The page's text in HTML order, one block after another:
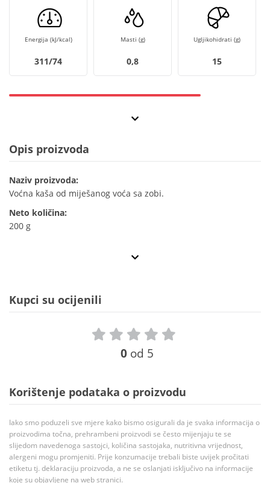
Energija (kJ/kcal)
311/74
Masti (g)
0,8
Ugljikohidrati (g)
15
Opis proizvoda
Naziv proizvoda:
Voćna kaša od miješanog voća sa zobi.
Neto količina:
200 g
Kupci su ocijenili
0 od 5
Korištenje podataka o proizvodu
Iako smo poduzeli sve mjere kako bismo osigurali da je svaka informacija o
proizvodima točna, prehrambeni proizvodi se često mijenjaju te se
slijedom navedenoga sastojci, količina sastojaka, nutritivna vrijednost,
alergeni mogu promjeniti. Prije konzumacije trebali biste uvijek pročitati
etiketu tj. deklaraciju proizvoda, a ne se oslanjati isključivo na informacije
koje su objavljene na web stranici.